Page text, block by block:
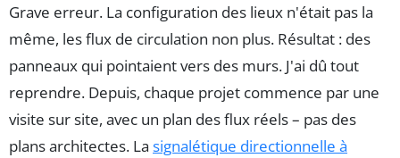
Grave erreur. La configuration des lieux n'était pas la
même, les flux de circulation non plus. Résultat : des
panneaux qui pointaient vers des murs. J'ai dû tout
reprendre. Depuis, chaque projet commence par une
visite sur site, avec un plan des flux réels – pas des
plans architectes. La signalétique directionnelle à